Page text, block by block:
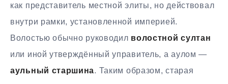
как представитель местной элиты, но действовал
внутри рамки, установленной империей.
Волостью обычно руководил волостной султан
или иной утверждённый управитель, а аулом —
аульный старшина. Таким образом, старая